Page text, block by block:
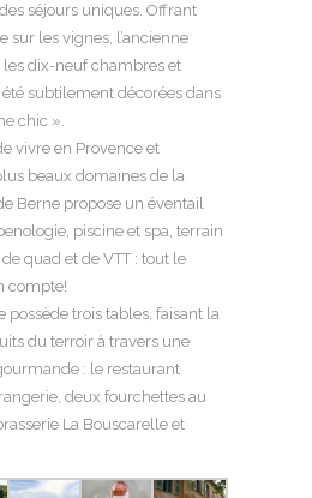
séjours uniques. Offrant
sur les vignes, l’ancienne
les dix-neuf chambres et
été subtilement décorées dans
chic ».
vivre en Provence et
beaux domaines de la
Berne propose un éventail
piscine et spa, terrain
quad et de VTT : tout le
compte!
possède trois tables, faisant la
du terroir à travers une
: le restaurant
deux fourchettes au
La Bouscarelle et